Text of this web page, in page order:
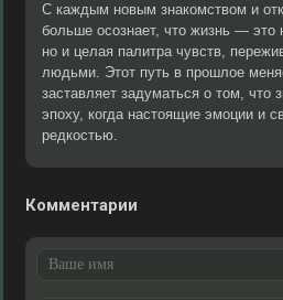
С каждым новым знакомством и
больше осознает, что жизнь — это
но и целая палитра чувств,
людьми. Этот путь в прошлое
заставляет задуматься о том, что
эпоху, когда настоящие эмоции и
редкостью.
Комментарии